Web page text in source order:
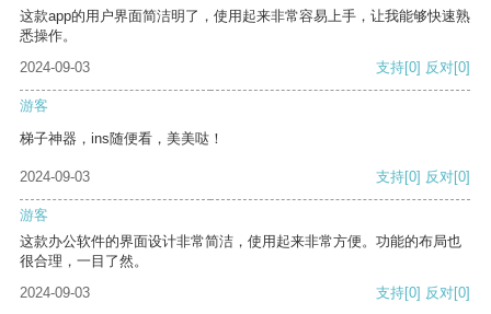
这款app的用户界面简洁明了，使用起来非常容易上手，让我能够快速熟
悉操作。
2024-09-03
支持[0] 反对[0]
游客
梯子神器，ins随便看，美美哒！
2024-09-03 支持[0] 反对[0]
游客
这款办公软件的界面设计非常简洁，使用起来非常方便。功能的布局也
很合理，一目了然。
2024-09-03
支持[0] 反对[0]